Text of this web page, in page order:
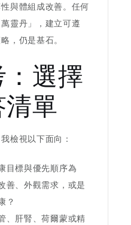
與體組成改善。任何
靈丹」，建立可遵
，仍是基石。
選擇
單
檢視以下面向：
目標與優先順序為
善、外觀需求，或是
？
、肝腎、荷爾蒙或精